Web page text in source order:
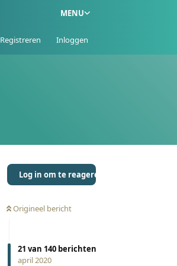
MENU
Registreren Inloggen
Log in om te reageren
Origineel bericht
21 van 140 berichten
april 2020